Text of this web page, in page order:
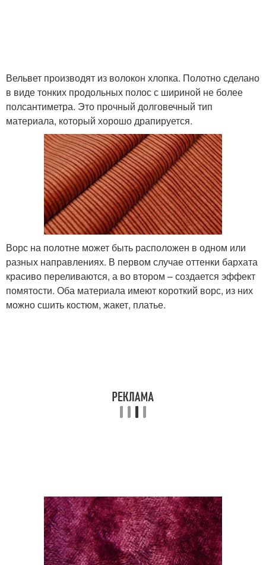
Вельвет производят из волокон хлопка. Полотно сделано
в виде тонких продольных полос с шириной не более
полсантиметра. Это прочный долговечный тип
материала, который хорошо драпируется.
Ворс на полотне может быть расположен в одном или
разных направлениях. В первом случае оттенки бархата
красиво переливаются, а во втором – создается эффект
помятости. Оба материала имеют короткий ворс, из них
можно сшить костюм, жакет, платье.